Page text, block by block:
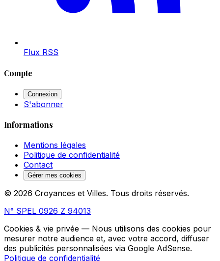
Flux RSS
Compte
Connexion
S'abonner
Informations
Mentions légales
Politique de confidentialité
Contact
Gérer mes cookies
© 2026 Croyances et Villes. Tous droits réservés.
N° SPEL 0926 Z 94013
Cookies & vie privée — Nous utilisons des cookies pour
mesurer notre audience et, avec votre accord, diffuser
des publicités personnalisées via Google AdSense.
Politique de confidentialité